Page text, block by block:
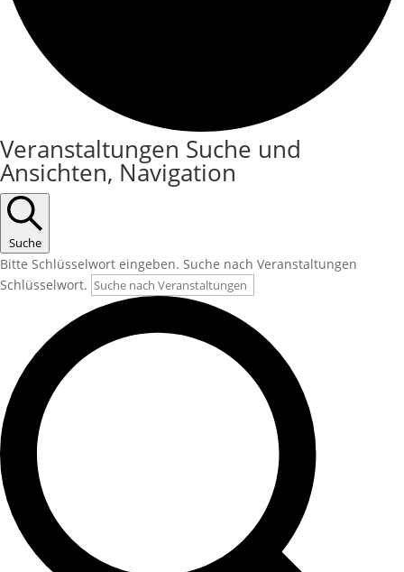
Veranstaltungen Suche und
Ansichten, Navigation
Suche
Bitte Schlüsselwort eingeben. Suche nach Veranstaltungen
Schlüsselwort.